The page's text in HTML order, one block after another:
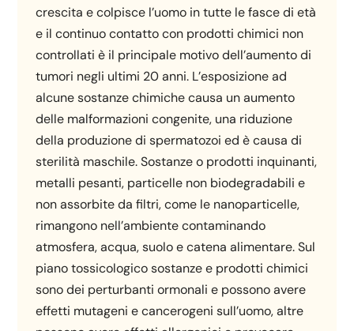
crescita e colpisce l’uomo in tutte le fasce di età
e il continuo contatto con prodotti chimici non
controllati è il principale motivo dell’aumento di
tumori negli ultimi 20 anni. L’esposizione ad
alcune sostanze chimiche causa un aumento
delle malformazioni congenite, una riduzione
della produzione di spermatozoi ed è causa di
sterilità maschile. Sostanze o prodotti inquinanti,
metalli pesanti, particelle non biodegradabili e
non assorbite da filtri, come le nanoparticelle,
rimangono nell’ambiente contaminando
atmosfera, acqua, suolo e catena alimentare. Sul
piano tossicologico sostanze e prodotti chimici
sono dei perturbanti ormonali e possono avere
effetti mutageni e cancerogeni sull’uomo, altre